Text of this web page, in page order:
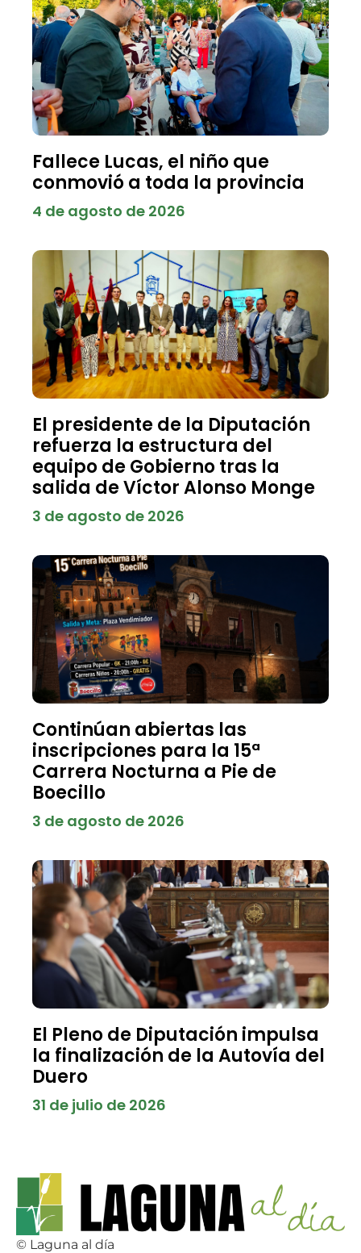
Fallece Lucas, el niño que
conmovió a toda la provincia
4 de agosto de 2026
El presidente de la Diputación
refuerza la estructura del
equipo de Gobierno tras la
salida de Víctor Alonso Monge
3 de agosto de 2026
Continúan abiertas las
inscripciones para la 15ª
Carrera Nocturna a Pie de
Boecillo
3 de agosto de 2026
El Pleno de Diputación impulsa
la finalización de la Autovía del
Duero
31 de julio de 2026
© Laguna al día